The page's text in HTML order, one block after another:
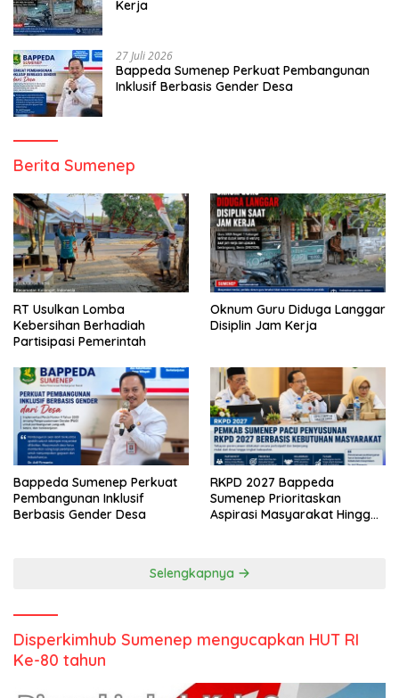
Kerja
27 Juli 2026
Bappeda Sumenep Perkuat Pembangunan
Inklusif Berbasis Gender Desa
Berita Sumenep
RT Usulkan Lomba
Kebersihan Berhadiah
Partisipasi Pemerintah
Oknum Guru Diduga Langgar
Disiplin Jam Kerja
Bappeda Sumenep Perkuat
Pembangunan Inklusif
Berbasis Gender Desa
RKPD 2027 Bappeda
Sumenep Prioritaskan
Aspirasi Masyarakat Hingga
Selengkapnya
Disperkimhub Sumenep mengucapkan HUT RI
Ke-80 tahun